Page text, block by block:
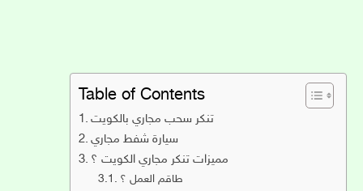
Table of Contents
تنكر سحب مجاري بالكويت
سيارة شفط مجاري
مميزات تنكر مجاري الكويت ؟
طاقم العمل ؟